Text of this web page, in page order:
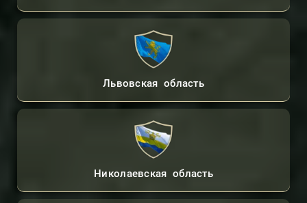
Львовская область
Николаевская область